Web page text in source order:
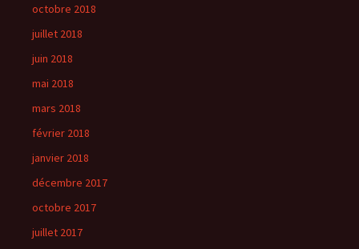
octobre 2018
juillet 2018
juin 2018
mai 2018
mars 2018
février 2018
janvier 2018
décembre 2017
octobre 2017
juillet 2017